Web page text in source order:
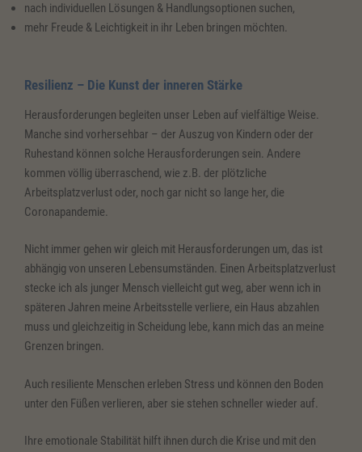
nach individuellen Lösungen & Handlungsoptionen suchen,
mehr Freude & Leichtigkeit in ihr Leben bringen möchten.
Resilienz – Die Kunst der inneren Stärke
Herausforderungen begleiten unser Leben auf vielfältige Weise.
Manche sind vorhersehbar – der Auszug von Kindern oder der
Ruhestand können solche Herausforderungen sein. Andere
kommen völlig überraschend, wie z.B. der plötzliche
Arbeitsplatzverlust oder, noch gar nicht so lange her, die
Coronapandemie.
Nicht immer gehen wir gleich mit Herausforderungen um, das ist
abhängig von unseren Lebensumständen. Einen Arbeitsplatzverlust
stecke ich als junger Mensch vielleicht gut weg, aber wenn ich in
späteren Jahren meine Arbeitsstelle verliere, ein Haus abzahlen
muss und gleichzeitig in Scheidung lebe, kann mich das an meine
Grenzen bringen.
Auch resiliente Menschen erleben Stress und können den Boden
unter den Füßen verlieren, aber sie stehen schneller wieder auf.
Ihre emotionale Stabilität hilft ihnen durch die Krise und mit den